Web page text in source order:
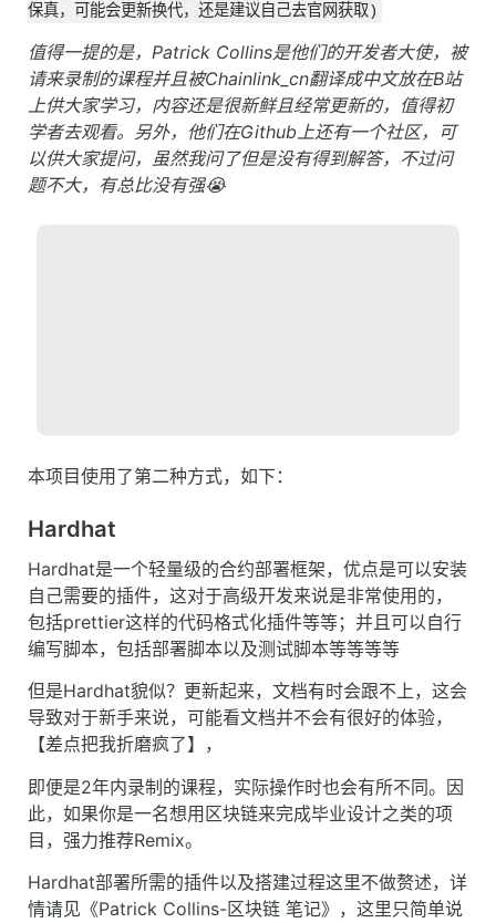
保真，可能会更新换代，还是建议自己去官网获取)
值得一提的是，Patrick Collins是他们的开发者大使，被
请来录制的课程并且被Chainlink_cn翻译成中文放在B站
上供大家学习，内容还是很新鲜且经常更新的，值得初
学者去观看。另外，他们在Github上还有一个社区，可
以供大家提问，虽然我问了但是没有得到解答，不过问
题不大，有总比没有强😭
本项目使用了第二种方式，如下：
Hardhat
Hardhat是一个轻量级的合约部署框架，优点是可以安装
自己需要的插件，这对于高级开发来说是非常使用的，
包括prettier这样的代码格式化插件等等；并且可以自行
编写脚本，包括部署脚本以及测试脚本等等等等
但是Hardhat貌似？更新起来，文档有时会跟不上，这会
导致对于新手来说，可能看文档并不会有很好的体验，
【差点把我折磨疯了】，
即便是2年内录制的课程，实际操作时也会有所不同。因
此，如果你是一名想用区块链来完成毕业设计之类的项
目，强力推荐Remix。
Hardhat部署所需的插件以及搭建过程这里不做赘述，详
情请见《Patrick Collins-区块链 笔记》，这里只简单说